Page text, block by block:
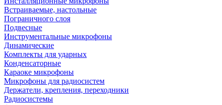
Встраиваемые, настольные
Пограничного слоя
Подвесные
Инструментальные микрофоны
Динамические
Комплекты для ударных
Конденсаторные
Караоке микрофоны
Микрофоны для радиосистем
Держатели, крепления, переходники
Радиосистемы